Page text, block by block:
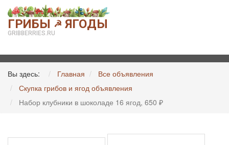
ГРИБЫ ☭ ЯГОДЫ
GRIBBERRIES.RU
Вы здесь: Главная
Все объявления
Скупка грибов и ягод объявления
Набор клубники в шоколаде 16 ягод, 650 ₽